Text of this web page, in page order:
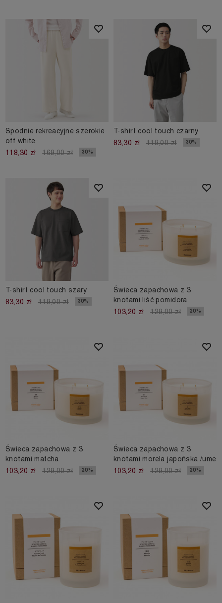
Spodnie rekreacyjne szerokie
off white
118,30 zł
169,00 zł 30%
T-shirt cool touch czarny
83,30 zł
119,00 zł 30%
T-shirt cool touch szary
83,30 zł
119,00 zł 30%
Świeca zapachowa z 3
knotami liść pomidora
103,20 zł
129,00 zł 20%
Świeca zapachowa z 3
knotami matcha
103,20 zł
129,00 zł 20%
Świeca zapachowa z 3
knotami morela japońska /ume
103,20 zł
129,00 zł 20%